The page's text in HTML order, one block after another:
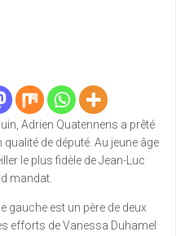
Adrien Quatennens a prêté
de député. Au jeune âge
le plus fidèle de Jean-Luc
mandat.
gauche est un père de deux
efforts de Vanessa Duhamel